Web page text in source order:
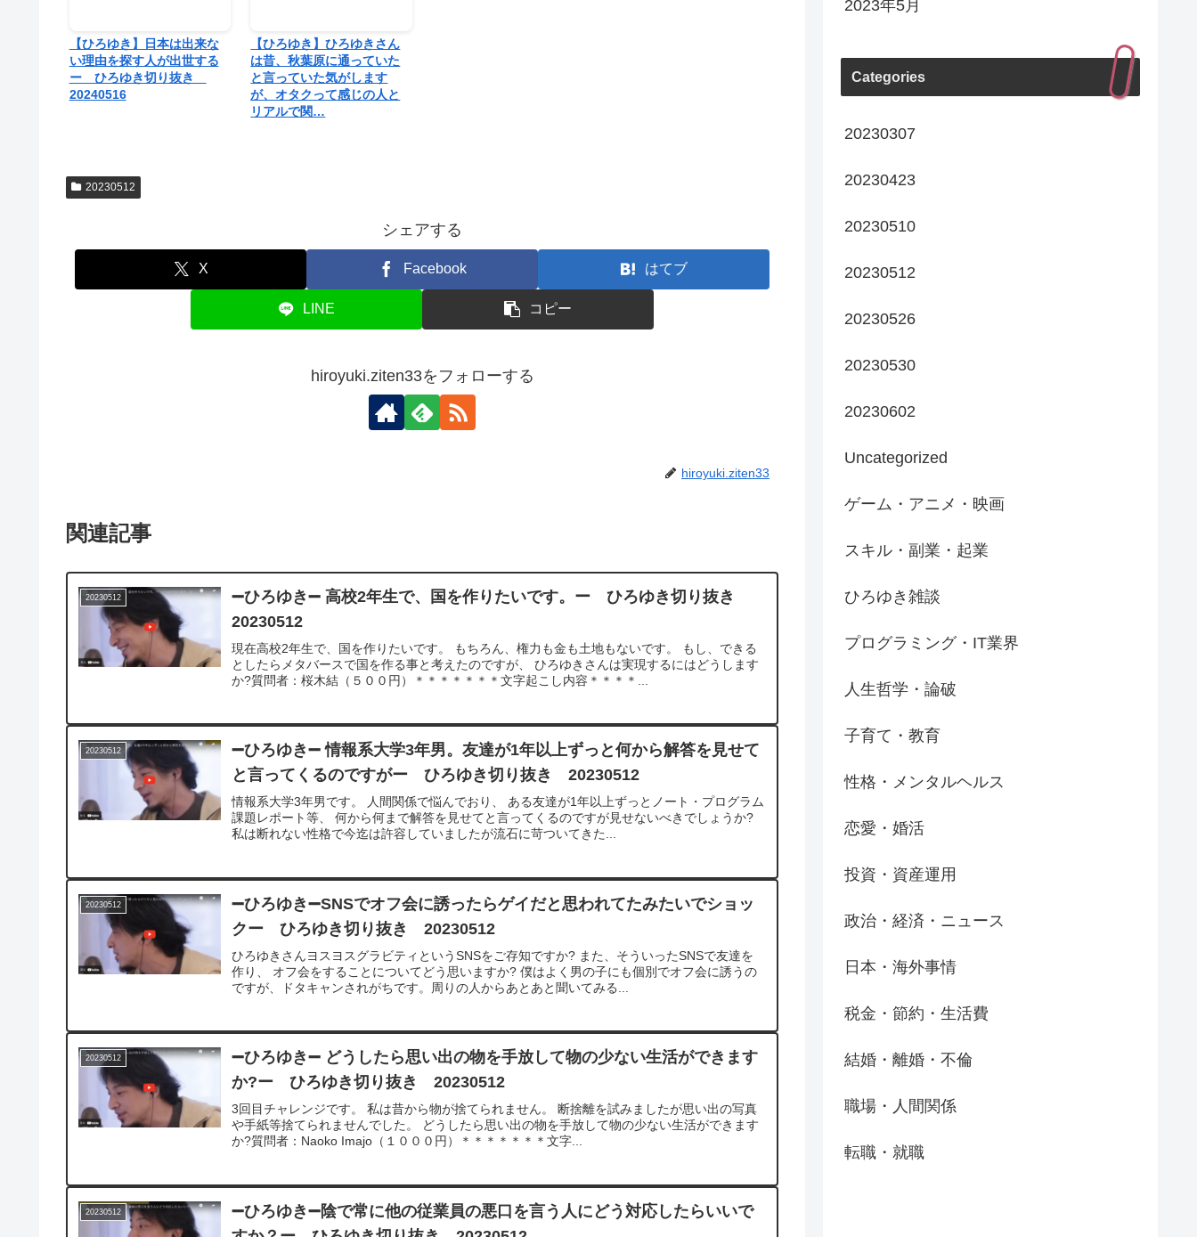
【ひろゆき】日本は出来な
い理由を探す人が出世する
ー ひろゆき切り抜き
20240516
【ひろゆき】ひろゆきさん
は昔、秋葉原に通っていた
と言っていた気がします
が、オタクって感じの人と
リアルで関…
20230512
シェアする
X Facebook はてブ
LINE コピー
hiroyuki.ziten33をフォローする
hiroyuki.ziten33
関連記事
20230512
➖ひろゆき➖ 高校2年生で、国を作りたいです。ー ひろゆき切り抜き
20230512
現在高校2年生で、国を作りたいです。 もちろん、権力も金も土地もないです。 もし、できる
としたらメタバースで国を作る事と考えたのですが、 ひろゆきさんは実現するにはどうします
か?質問者：桜木結（５００円）＊＊＊＊＊＊＊文字起こし内容＊＊＊＊...
20230512
➖ひろゆき➖ 情報系大学3年男。友達が1年以上ずっと何から解答を見せて
と言ってくるのですがー ひろゆき切り抜き 20230512
情報系大学3年男です。 人間関係で悩んでおり、 ある友達が1年以上ずっとノート・プログラム
課題レポート等、 何から何まで解答を見せてと言ってくるのですが見せないべきでしょうか?
私は断れない性格で今迄は許容していましたが流石に苛ついてきた...
20230512
➖ひろゆき➖SNSでオフ会に誘ったらゲイだと思われてたみたいでショッ
クー ひろゆき切り抜き 20230512
ひろゆきさんヨスヨスグラビティというSNSをご存知ですか? また、そういったSNSで友達を
作り、 オフ会をすることについてどう思いますか? 僕はよく男の子にも個別でオフ会に誘うの
ですが、ドタキャンされがちです。周りの人からあとあと聞いてみる...
20230512
➖ひろゆき➖ どうしたら思い出の物を手放して物の少ない生活ができます
か?ー ひろゆき切り抜き 20230512
3回目チャレンジです。 私は昔から物が捨てられません。 断捨離を試みましたが思い出の写真
や手紙等捨てられませんでした。 どうしたら思い出の物を手放して物の少ない生活ができます
か?質問者：Naoko Imajo（１０００円）＊＊＊＊＊＊＊文字...
20230512
➖ひろゆき➖陰で常に他の従業員の悪口を言う人にどう対応したらいいで
2023年5月
Categories
20230307
20230423
20230510
20230512
20230526
20230530
20230602
Uncategorized
ゲーム・アニメ・映画
スキル・副業・起業
ひろゆき雑談
プログラミング・IT業界
人生哲学・論破
子育て・教育
性格・メンタルヘルス
恋愛・婚活
投資・資産運用
政治・経済・ニュース
日本・海外事情
税金・節約・生活費
結婚・離婚・不倫
職場・人間関係
転職・就職